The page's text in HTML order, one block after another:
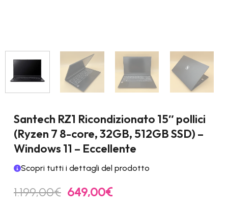
Santech RZ1 Ricondizionato 15″ pollici
(Ryzen 7 8-core, 32GB, 512GB SSD) –
Windows 11 – Eccellente
Scopri tutti i dettagli del prodotto
1.199,00€ Il
prezzo
649,00€Il